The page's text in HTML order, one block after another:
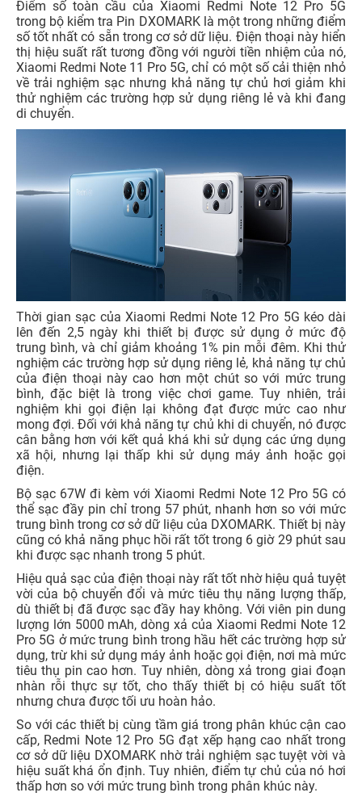
Điểm số toàn cầu của Xiaomi Redmi Note 12 Pro 5G
trong bộ kiểm tra Pin DXOMARK là một trong những điểm
số tốt nhất có sẵn trong cơ sở dữ liệu. Điện thoại này hiển
thị hiệu suất rất tương đồng với người tiền nhiệm của nó,
Xiaomi Redmi Note 11 Pro 5G, chỉ có một số cải thiện nhỏ
về trải nghiệm sạc nhưng khả năng tự chủ hơi giảm khi
thử nghiệm các trường hợp sử dụng riêng lẻ và khi đang
di chuyển.
Thời gian sạc của Xiaomi Redmi Note 12 Pro 5G kéo dài
lên đến 2,5 ngày khi thiết bị được sử dụng ở mức độ
trung bình, và chỉ giảm khoảng 1% pin mỗi đêm. Khi thử
nghiệm các trường hợp sử dụng riêng lẻ, khả năng tự chủ
của điện thoại này cao hơn một chút so với mức trung
bình, đặc biệt là trong việc chơi game. Tuy nhiên, trải
nghiệm khi gọi điện lại không đạt được mức cao như
mong đợi. Đối với khả năng tự chủ khi di chuyển, nó được
cân bằng hơn với kết quả khá khi sử dụng các ứng dụng
xã hội, nhưng lại thấp khi sử dụng máy ảnh hoặc gọi
điện.
Bộ sạc 67W đi kèm với Xiaomi Redmi Note 12 Pro 5G có
thể sạc đầy pin chỉ trong 57 phút, nhanh hơn so với mức
trung bình trong cơ sở dữ liệu của DXOMARK. Thiết bị này
cũng có khả năng phục hồi rất tốt trong 6 giờ 29 phút sau
khi được sạc nhanh trong 5 phút.
Hiệu quả sạc của điện thoại này rất tốt nhờ hiệu quả tuyệt
vời của bộ chuyển đổi và mức tiêu thụ năng lượng thấp,
dù thiết bị đã được sạc đầy hay không. Với viên pin dung
lượng lớn 5000 mAh, dòng xả của Xiaomi Redmi Note 12
Pro 5G ở mức trung bình trong hầu hết các trường hợp sử
dụng, trừ khi sử dụng máy ảnh hoặc gọi điện, nơi mà mức
tiêu thụ pin cao hơn. Tuy nhiên, dòng xả trong giai đoạn
nhàn rỗi thực sự tốt, cho thấy thiết bị có hiệu suất tốt
nhưng chưa được tối ưu hoàn hảo.
So với các thiết bị cùng tầm giá trong phân khúc cận cao
cấp, Redmi Note 12 Pro 5G đạt xếp hạng cao nhất trong
cơ sở dữ liệu DXOMARK nhờ trải nghiệm sạc tuyệt vời và
hiệu suất khá ổn định. Tuy nhiên, điểm tự chủ của nó hơi
thấp hơn so với mức trung bình trong phân khúc này.